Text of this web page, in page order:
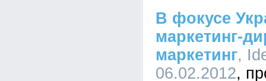
В фокусе
маркетинг-
маркетинг,
06.02.2012